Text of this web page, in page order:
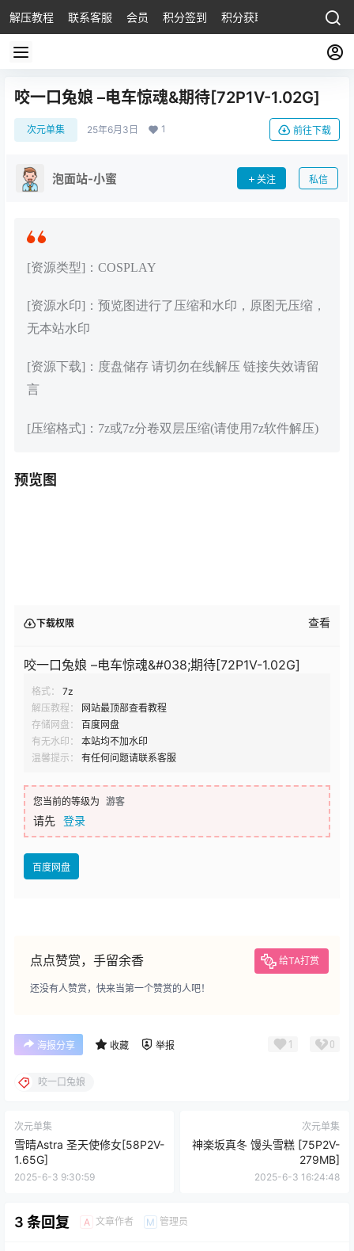
解压教程 联系客服 会员 积分签到 积分获取
咬一口兔娘 –电车惊魂&期待[72P1V-1.02G]
次元单集 25年6月3日 1 前往下载
泡面站-小蜜 关注 私信
[资源类型]：COSPLAY
[资源水印]：预览图进行了压缩和水印，原图无压缩，
无本站水印
[资源下载]：度盘储存 请切勿在线解压 链接失效请留
言
[压缩格式]：7z或7z分卷双层压缩(请使用7z软件解压)
预览图
下载权限 查看
咬一口兔娘 –电车惊魂&#038;期待[72P1V-1.02G]
格式：
7z
解压教程：
网站最顶部查看教程
存储网盘：
百度网盘
有无水印：
本站均不加水印
温馨提示：
有任何问题请联系客服
您当前的等级为 游客
请先 登录
百度网盘
点点赞赏，手留余香 给TA打赏
还没有人赞赏，快来当第一个赞赏的人吧！
海报分享 收藏 举报 1 0
咬一口兔娘
次元单集
雪晴Astra 圣天使修女[58P2V-
1.65G]
2025-6-3 9:30:59
次元单集
神楽坂真冬 馒头雪糕 [75P2V-
279MB]
2025-6-3 16:24:48
3 条回复 A 文章作者 M 管理员